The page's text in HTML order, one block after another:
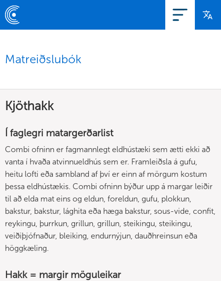
Matreiðslubók
Kjöthakk
Í faglegri matargerðarlist
Combi ofninn er fagmannlegt eldhústæki sem ætti ekki að
vanta í hvaða atvinnueldhús sem er. Framleiðsla á gufu,
heitu lofti eða sambland af því er einn af mörgum kostum
þessa eldhústækis. Combi ofninn býður upp á margar leiðir
til að elda mat eins og eldun, foreldun, gufu, plokkun,
bakstur, bakstur, lághita eða hæga bakstur, sous-vide, confit,
reykingu, þurrkun, grillun, grillun, steikingu, steikingu,
veiðiþjófnaður, bleiking, endurnýjun, dauðhreinsun eða
höggkæling.
Hakk = margir möguleikar